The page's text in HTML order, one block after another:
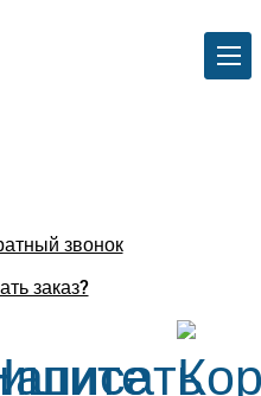
звонок
заказ?